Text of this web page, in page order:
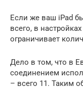
Если же ваш iPad
всего, в
ограничивает
Дело в том, что в
соединением
– всего 11. Таким